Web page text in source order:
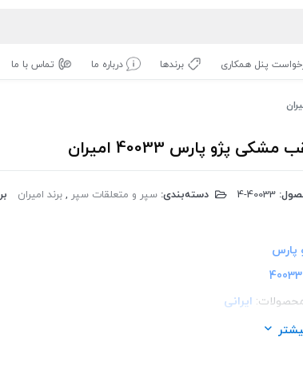
پنل همکاری برندها درباره ما تماس با ما
پژو پارس 40033 امیران
دسته‌بندی: سپر و متعلقات سپر ,برند امیران
پارس
40033
ایرانی
پلیمر